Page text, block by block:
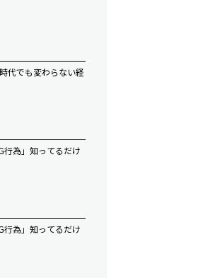
代でも変わらない経
行為」知ってるだけ
行為」知ってるだけ